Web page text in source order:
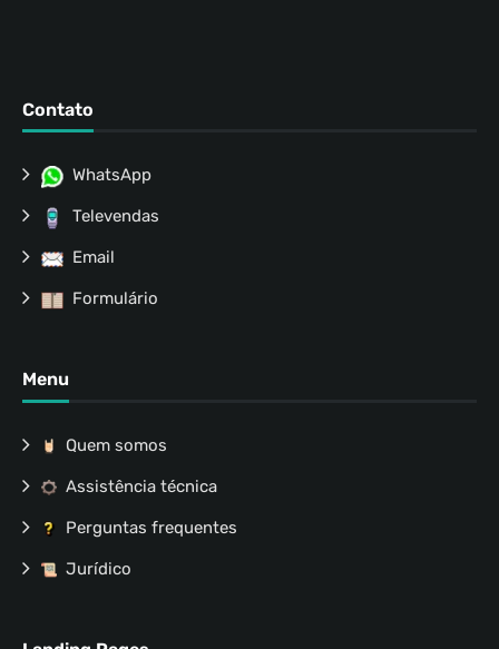
Contato
WhatsApp
Televendas
Email
Formulário
Menu
Quem somos
Assistência técnica
Perguntas frequentes
Jurídico